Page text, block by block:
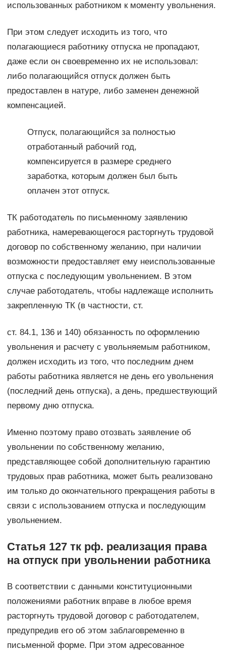
использованных работником к моменту увольнения.
При этом следует исходить из того, что
полагающиеся работнику отпуска не пропадают,
даже если он своевременно их не использовал:
либо полагающийся отпуск должен быть
предоставлен в натуре, либо заменен денежной
компенсацией.
Отпуск, полагающийся за полностью
отработанный рабочий год,
компенсируется в размере среднего
заработка, которым должен был быть
оплачен этот отпуск.
ТК работодатель по письменному заявлению
работника, намеревающегося расторгнуть трудовой
договор по собственному желанию, при наличии
возможности предоставляет ему неиспользованные
отпуска с последующим увольнением. В этом
случае работодатель, чтобы надлежаще исполнить
закрепленную ТК (в частности, ст.
ст. 84.1, 136 и 140) обязанность по оформлению
увольнения и расчету с увольняемым работником,
должен исходить из того, что последним днем
работы работника является не день его увольнения
(последний день отпуска), а день, предшествующий
первому дню отпуска.
Именно поэтому право отозвать заявление об
увольнении по собственному желанию,
представляющее собой дополнительную гарантию
трудовых прав работника, может быть реализовано
им только до окончательного прекращения работы в
связи с использованием отпуска и последующим
увольнением.
Статья 127 тк рф. реализация права
на отпуск при увольнении работника
В соответствии с данными конституционными
положениями работник вправе в любое время
расторгнуть трудовой договор с работодателем,
предупредив его об этом заблаговременно в
письменной форме. При этом адресованное